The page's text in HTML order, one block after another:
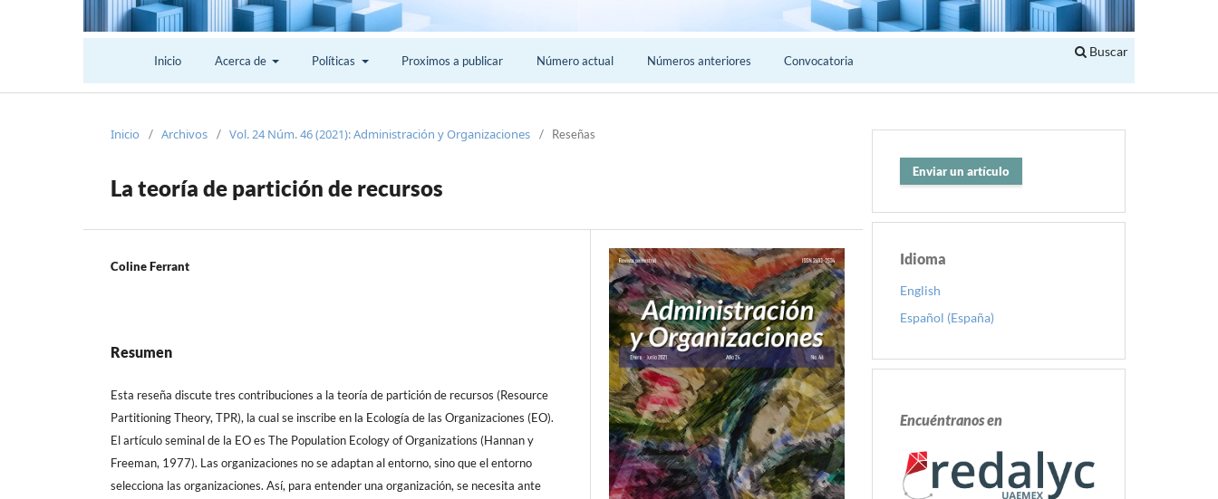
Inicio Acerca de Políticas Proximos a publicar Número actual Números anteriores Convocatoria
Buscar
Inicio / Archivos / Vol. 24 Núm. 46 (2021): Administración y Organizaciones / Reseñas
La teoría de partición de recursos
Coline Ferrant
Resumen
Esta reseña discute tres contribuciones a la teoría de partición de recursos (Resource
Partitioning Theory, TPR), la cual se inscribe en la Ecología de las Organizaciones (EO).
El artículo seminal de la EO es The Population Ecology of Organizations (Hannan y
Freeman, 1977). Las organizaciones no se adaptan al entorno, sino que el entorno
selecciona las organizaciones. Así, para entender una organización, se necesita ante
Enviar un artículo
Idioma
English
Español (España)
Encuéntranos en